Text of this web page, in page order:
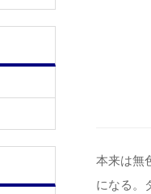
本来は無
になる。